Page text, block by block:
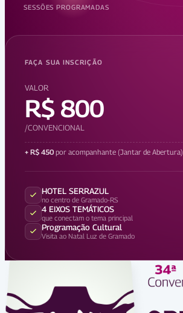
SESSÕES PROGRAMADAS
FAÇA SUA INSCRIÇÃO
VALOR
R$ 800
/CONVENCIONAL
+ R$ 450 por acompanhante (Jantar de Abertura)
HOTEL SERRAZUL
no centro de Gramado-RS
4 EIXOS TEMÁTICOS
que conectam o tema principal
Programação Cultural
Visita ao Natal Luz de Gramado